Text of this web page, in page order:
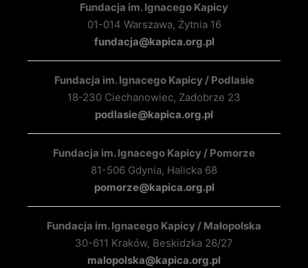
Fundacja im. Ignacego Kapicy
01-014 Warszawa, Żytnia 16
fundacja@kapica.org.pl
Fundacja im. Ignacego Kapicy / Podlasie
18-230 Ciechanowiec, Zadobrze 23
podlasie@kapica.org.pl
Fundacja im. Ignacego Kapicy / Pomorze
81-506 Gdynia, Halicka 68
pomorze@kapica.org.pl
Fundacja im. Ignacego Kapicy / Małopolska
30-611 Kraków, Beskidzka 26/27
malopolska@kapica.org.pl